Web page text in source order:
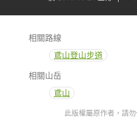
相關路線
鳶山登山步道
相關山岳
鳶山
此版權屬原作者，請